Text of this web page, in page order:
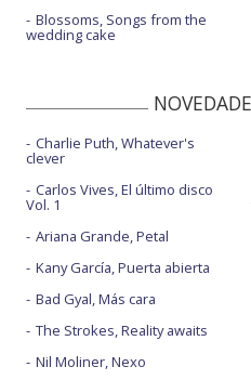
Blossoms, Songs from the
wedding cake
Charlie Puth, Whatever's
clever
Carlos Vives, El último disco
Vol. 1
Ariana Grande, Petal
Kany García, Puerta abierta
Bad Gyal, Más cara
The Strokes, Reality awaits
Nil Moliner, Nexo